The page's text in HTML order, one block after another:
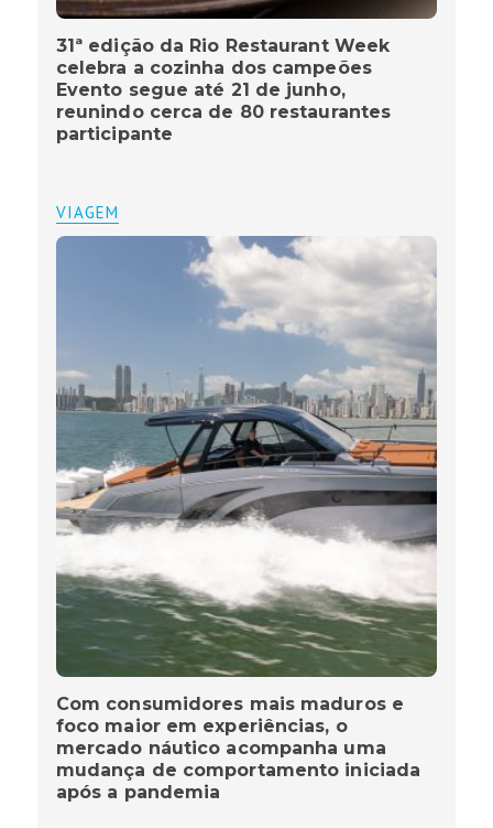
31ª edição da Rio Restaurant Week
celebra a cozinha dos campeões
Evento segue até 21 de junho,
reunindo cerca de 80 restaurantes
participante
VIAGEM
Com consumidores mais maduros e
foco maior em experiências, o
mercado náutico acompanha uma
mudança de comportamento iniciada
após a pandemia